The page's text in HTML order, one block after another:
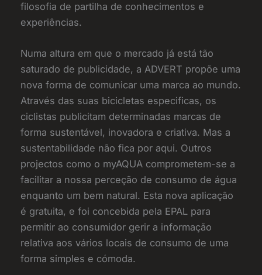
filosofia de partilha de conhecimentos e
experiências.
Numa altura em que o mercado já está tão
saturado de publicidade, a ADVERT propõe uma
nova forma de comunicar uma marca ao mundo.
Através das suas bicicletas especificas, os
ciclistas publicitam determinadas marcas de
forma sustentável, inovadora e criativa. Mas a
sustentabilidade não fica por aqui. Outros
projectos como o myAQUA comprometem-se a
facilitar a nossa perceção de consumo de água
enquanto um bem natural. Esta nova aplicação
é gratuita, e foi concebida pela EPAL para
permitir ao consumidor gerir a informação
relativa aos vários locais de consumo de uma
forma simples e cómoda.